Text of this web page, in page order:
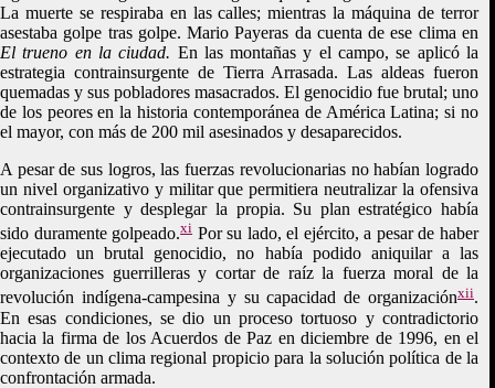
La muerte se respiraba en las calles; mientras la máquina de terror
asestaba golpe tras golpe. Mario Payeras da cuenta de ese clima en
El trueno en la ciudad. En las montañas y el campo, se aplicó la
estrategia contrainsurgente de Tierra Arrasada. Las aldeas fueron
quemadas y sus pobladores masacrados. El genocidio fue brutal; uno
de los peores en la historia contemporánea de América Latina; si no
el mayor, con más de 200 mil asesinados y desaparecidos.
A pesar de sus logros, las fuerzas revolucionarias no habían logrado
un nivel organizativo y militar que permitiera neutralizar la ofensiva
contrainsurgente y desplegar la propia. Su plan estratégico había
sido duramente golpeado.xi Por su lado, el ejército, a pesar de haber
ejecutado un brutal genocidio, no había podido aniquilar a las
organizaciones guerrilleras y cortar de raíz la fuerza moral de la
revolución indígena-campesina y su capacidad de organizaciónxii.
En esas condiciones, se dio un proceso tortuoso y contradictorio
hacia la firma de los Acuerdos de Paz en diciembre de 1996, en el
contexto de un clima regional propicio para la solución política de la
confrontación armada.